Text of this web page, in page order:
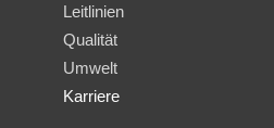
Leitlinien
Qualität
Umwelt
Karriere